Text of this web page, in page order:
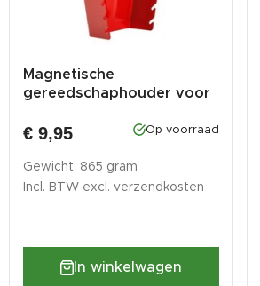
Magnetische
gereedschaphouder voor
€ 9,95 Op voorraad
Gewicht: 865 gram
Incl. BTW excl. verzendkosten
In winkelwagen